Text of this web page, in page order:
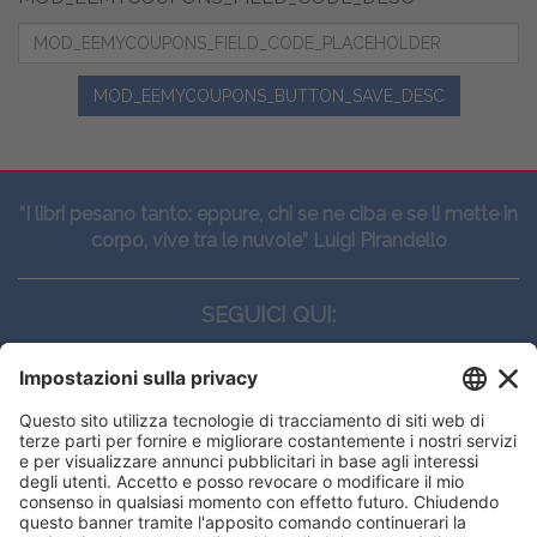
MOD_EEMYCOUPONS_BUTTON_SAVE_DESC
“I libri pesano tanto: eppure, chi se ne ciba e se li mette in
corpo, vive tra le nuvole” Luigi Pirandello
SEGUICI QUI:
CONTATTI
Edi.Ermes srl
Viale E. Forlanini, 21 - 20134, Milano